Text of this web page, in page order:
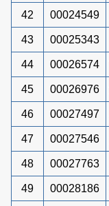
42 00024549
43 00025343
44 00026574
45 00026976
46 00027497
47 00027546
48 00027763
49 00028186